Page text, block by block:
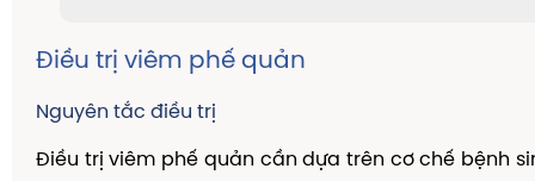
Điều trị viêm phế quản
Nguyên tắc điều trị
Điều trị viêm phế quản cần dựa trên cơ chế bệnh